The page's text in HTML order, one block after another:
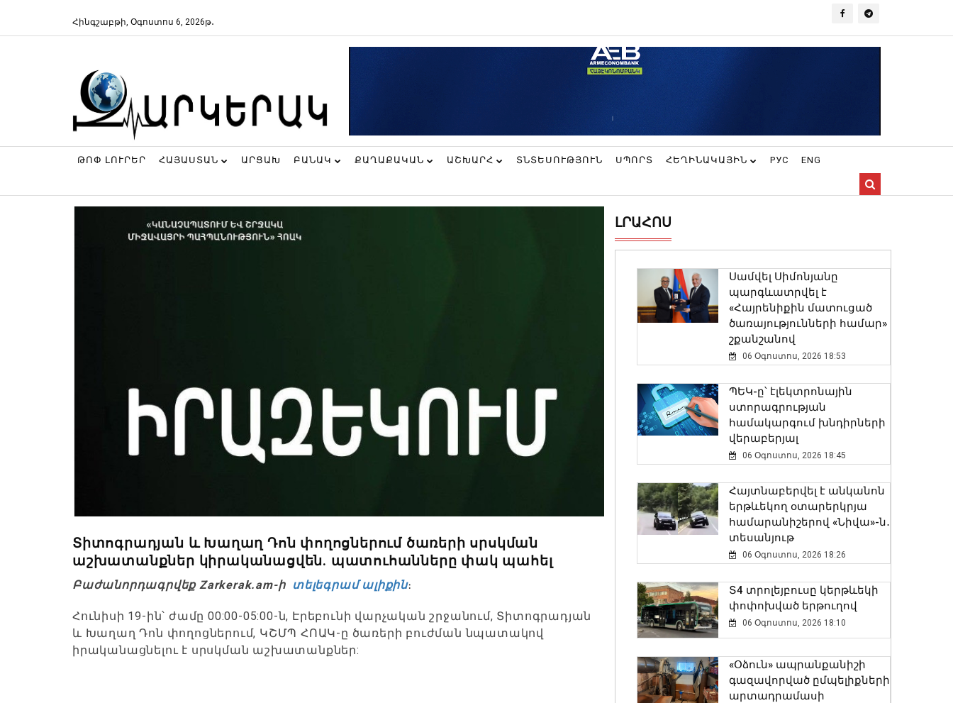
Հինգշաբթի, Օգոստոս 6, 2026թ․
ԹՈՓ ԼՈՒՐԵՐ ՀԱՅԱՍՏԱՆ ԱՐՑԱԽ ԲԱՆԱԿ ՔԱՂԱՔԱԿԱՆ ԱՇԽԱՐՀ ՏՆՏԵՍՈՒԹՅՈՒՆ ՍՊՈՐՏ ՀԵՂԻՆԱԿԱՅԻՆ РУС ENG
Տիտոգրադյան և Խաղաղ Դոն փողոցներում ծառերի սրսկման
աշխատանքներ կիրականացվեն. պատուհանները փակ պահել
Բաժանորդագրվեք Zarkerak.am-ի տելեգրամ ալիքին։
Հունիսի 19-ին՝ ժամը 00:00-05:00-ն, Էրեբունի վարչական շրջանում, Տիտոգրադյան
և Խաղաղ Դոն փողոցներում, ԿՇՄՊ ՀՈԱԿ-ը ծառերի բուժման նպատակով
իրականացնելու է սրսկման աշխատանքներ:
ԼՐԱՀՈՍ
Սամվել Սիմոնյանը
պարգևատրվել է
«Հայրենիքին մատուցած
ծառայությունների համար»
շքանշանով
06 Օգոստոս, 2026 18:53
ՊԵԿ-ը՝ էլեկտրոնային
ստորագրության
համակարգում խնդիրների
վերաբերյալ
06 Օգոստոս, 2026 18:45
Հայտնաբերվել է անկանոն
երթևեկող օտարերկրյա
համարանիշերով «Նիվա»-ն․
տեսանյութ
06 Օգոստոս, 2026 18:26
Տ4 տրոլեյբուսը կերթևեկի
փոփոխված երթուղով
06 Օգոստոս, 2026 18:10
«Օձուն» ապրանքանիշի
գազավորված ըմպելիքների
արտադրամասի